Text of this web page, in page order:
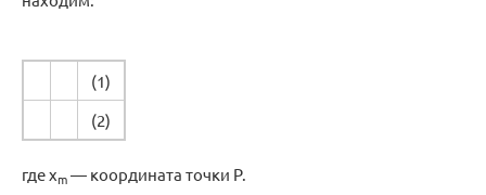
(1)
(2)
где xm— координата точки P.